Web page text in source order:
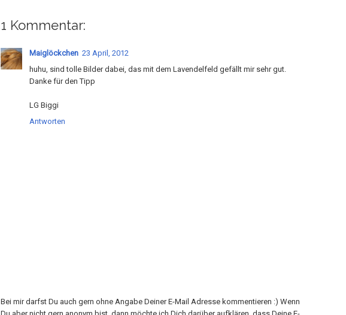
1 Kommentar:
Maiglöckchen 23 April, 2012
huhu, sind tolle Bilder dabei, das mit dem Lavendelfeld gefällt mir sehr gut.
Danke für den Tipp
LG Biggi
Antworten
Bei mir darfst Du auch gern ohne Angabe Deiner E-Mail Adresse kommentieren :) Wenn
Du aber nicht gern anonym bist, dann möchte ich Dich darüber aufklären, dass Deine E-